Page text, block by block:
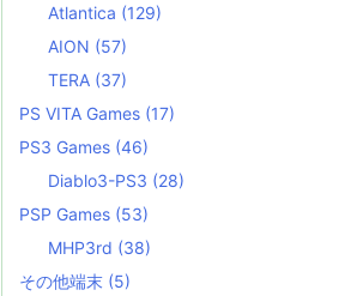
Atlantica (129)
AION (57)
TERA (37)
PS VITA Games (17)
PS3 Games (46)
Diablo3-PS3 (28)
PSP Games (53)
MHP3rd (38)
その他端末 (5)